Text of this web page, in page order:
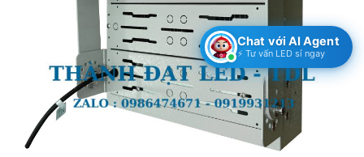
Chat với AI Agent
⚡ Tư vấn LED sỉ ngay